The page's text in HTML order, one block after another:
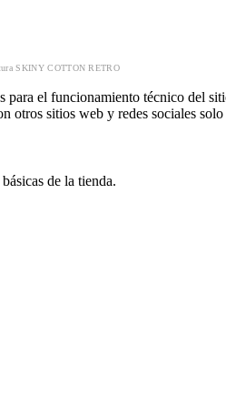
SKINY COTTON RETRO
para el funcionamiento técnico del
otros sitios web y redes sociales
de la tienda.